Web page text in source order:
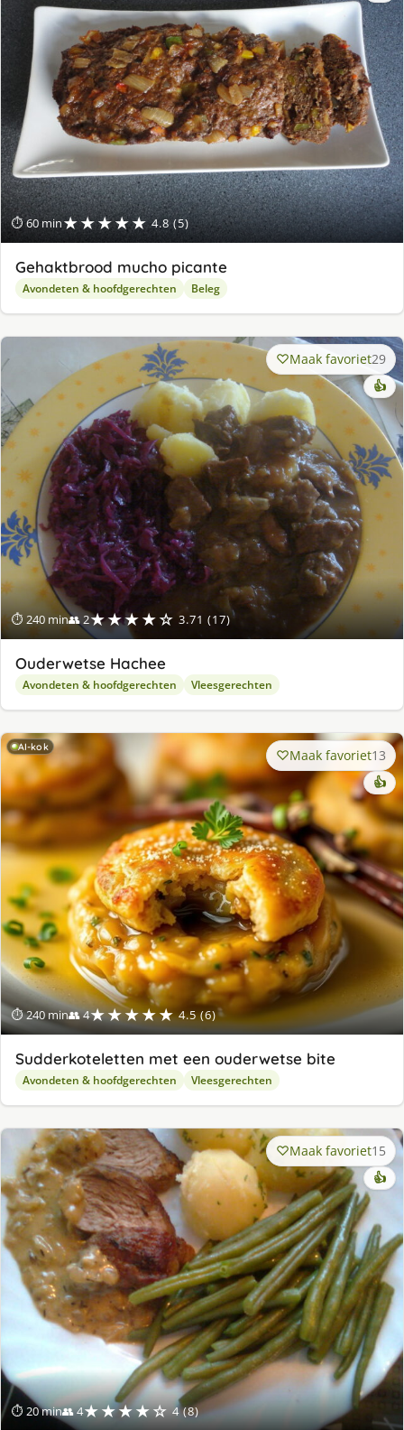
⏱ 60 min★★★★★ 4.8 (5)
Gehaktbrood mucho picante
Avondeten & hoofdgerechten Beleg
⏱ 240 min👥 2★★★★☆ 3.71 (17)
Maak favoriet29
👍
Ouderwetse Hachee
Avondeten & hoofdgerechten Vleesgerechten
AI-kok
⏱ 240 min👥 4★★★★★ 4.5 (6)
Maak favoriet13
👍
Sudderkoteletten met een ouderwetse bite
Avondeten & hoofdgerechten Vleesgerechten
⏱ 20 min👥 4★★★★☆ 4 (8)
Maak favoriet15
👍